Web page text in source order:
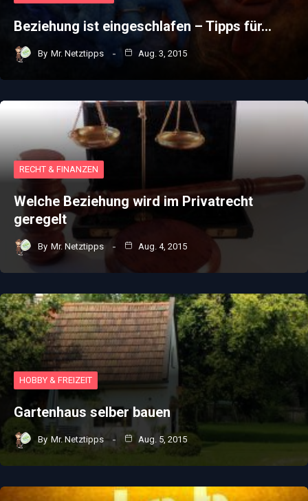
Beziehung ist eingeschlafen – Tipps für…
By Mr. Netztipps Aug. 3, 2015
RECHT & FINANZEN
Welche Beziehung wird im Privatrecht
geregelt
By Mr. Netztipps Aug. 4, 2015
HOBBY & FREIZEIT
Gartenhaus selber bauen
By Mr. Netztipps Aug. 5, 2015